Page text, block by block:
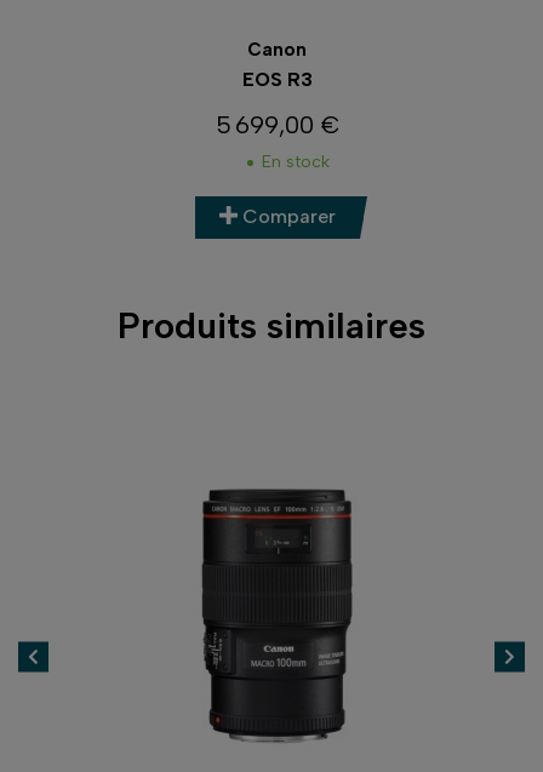
Canon
EOS R3
Prix
5 699,00 €
En stock
Comparer
Produits similaires